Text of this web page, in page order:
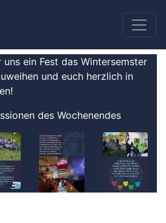
ein Fest das Wintersemster
und euch herzlich in
des Wochenendes